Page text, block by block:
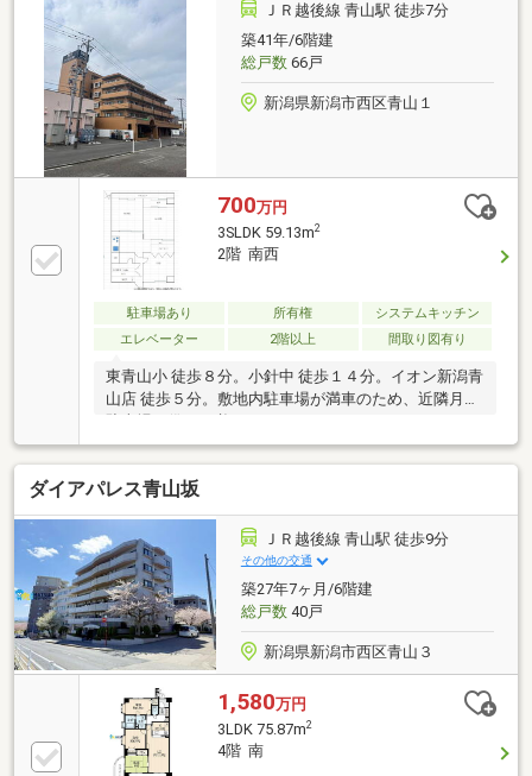
ＪＲ越後線 青山駅 徒歩7分
築41年/6階建
総戸数66戸
新潟県新潟市西区青山１
700万円
3SLDK 59.13m2
2階 南西
駐車場あり 所有権
システムキッチン
エレベーター
2階以上 間取り図有り
東青山小 徒歩８分。小針中 徒歩１４分。イオン新潟青
山店 徒歩５分。敷地内駐車場が満車のため、近隣月極
ダイアパレス青山坂
ＪＲ越後線 青山駅 徒歩9分
その他の交通
築27年7ヶ月/6階建
総戸数40戸
新潟県新潟市西区青山３
1,580万円
3LDK 75.87m2
4階 南